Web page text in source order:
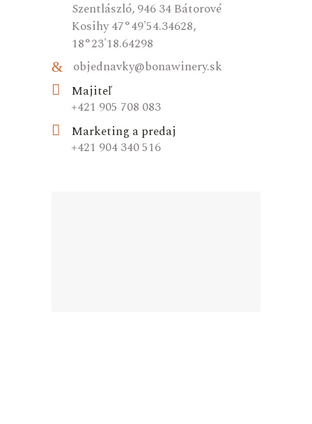
Szentlászló, 946 34 Bátorové
Kosihy 47°49'54.34628,
18°23'18.64298
objednavky@bonawinery.sk
Majiteľ
+421 905 708 083
Marketing a predaj
+421 904 340 516